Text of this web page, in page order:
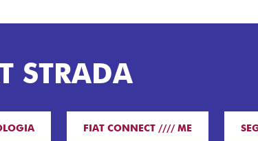
STRADA
FIAT CONNECT //// ME